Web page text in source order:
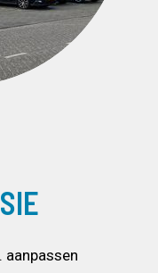
aanpassen